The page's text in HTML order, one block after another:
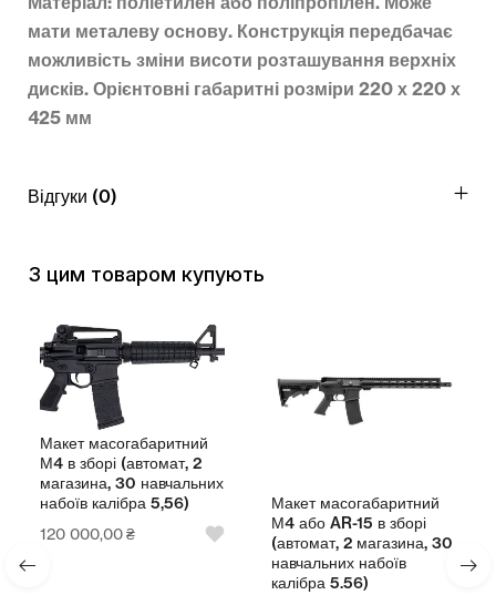
мати металеву основу. Конструкція передбачає
можливість зміни висоти розташування верхніх
дисків. Орієнтовні габаритні розміри 220 х 220 х
425 мм
Відгуки (0)
З цим товаром купують
Макет масогабаритний
М4 в зборі (автомат, 2
магазина, 30 навчальних
набоїв калібра 5,56)
120 000,00₴
Макет масогабаритний
М4 або AR-15 в зборі
(автомат, 2 магазина, 30
навчальних набоїв
калібра 5.56)